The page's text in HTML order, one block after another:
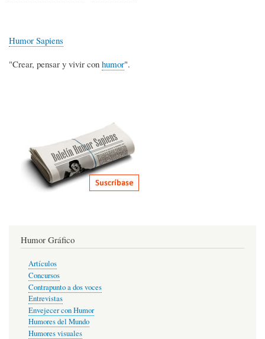
Humor Sapiens
"Crear, pensar y vivir con humor".
Humor Gráfico
Artículos
Concursos
Contrapunto a dos voces
Entrevistas
Envejecer con Humor
Humores del Mundo
Humores visuales